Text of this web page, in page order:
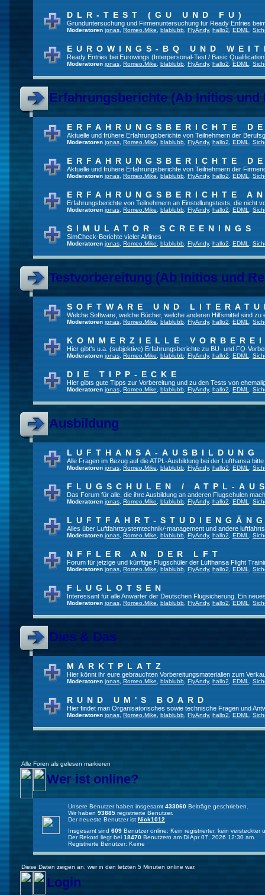
DLR-TEST (GU UND FU)
Grunduntersuchung und Firmenuntersuchung für Ready Entries
Moderatoren jonas Romeo.Mike blablubb FlyAndy, hallo2 EDML
EUROWINGS-BQ UND
Ready Entries bei Eurowings (Interpersonal-Test / Basic
Moderatoren jonas Romeo.Mike blablubb FlyAndy, hallo2 EDML
Erfahrungsberichte (Ab Initios und
ERFAHRUNGSBERICHTE
Aktuelle und frühere Erfahrungsberichte von Teilnehmern der
Moderatoren jonas Romeo.Mike blablubb FlyAndy, hallo2 EDML
ERFAHRUNGSBERICHTE
Aktuelle und frühere Erfahrungsberichte von Teilnehmern der
Moderatoren jonas Romeo.Mike blablubb FlyAndy, hallo2 EDML
ERFAHRUNGSBERICHTE
Erfahrungsberichte von Teilnehmern an Einstellungstests, die nicht
Moderatoren jonas Romeo.Mike blablubb FlyAndy, hallo2 EDML
SIMULATOR SCREENINGS
SimCheck-Berichte vieler Airlines
Moderatoren jonas Romeo.Mike blablubb FlyAndy, hallo2 EDML
Testvorbereitung (Ab Initios und
SOFTWARE UND
Welche Software, welche Bücher, welche anderen Hilfsmittel sind zu
Moderatoren jonas Romeo.Mike blablubb FlyAndy, hallo2 EDML
KOMMERZIELLE
Hier gibt's u.a. (subjektive) Erfahrungsberichte zu BU- und FQ-
Moderatoren jonas Romeo.Mike blablubb FlyAndy, hallo2 EDML
DIE TIPP-ECKE
Hier gibts gute Tipps zur Vorbereitung und zu den Tests von
Moderatoren jonas Romeo.Mike blablubb FlyAndy, hallo2 EDML
Ausbildung
LUFTHANSA-AUSBILDUNG
Alle Fragen im Bezug auf die ATPL-Ausbildung bei der Lufthansa
Moderatoren jonas Romeo.Mike blablubb FlyAndy, hallo2 EDML
FLUGSCHULEN / ATPL-
Das Forum für alle, die ihre Ausbildung an anderen Flugschulen
Moderatoren jonas Romeo.Mike blablubb FlyAndy, hallo2 EDML
LUFTFAHRT-
Alles über Luftfahrtsystemtechnik/-management und andere
Moderatoren jonas Romeo.Mike blablubb FlyAndy, hallo2 EDML
NFFLER AN DER LFT
Forum für jetzige und künftige Flugschüler der Lufthansa Flight
Moderatoren jonas Romeo.Mike blablubb FlyAndy, hallo2 EDML
FLUGLOTSEN
Interessant für alle Anwärter der Deutschen Flugsicherung. Ein
Moderatoren jonas Romeo.Mike blablubb FlyAndy, hallo2 EDML
Dies & Das
MARKTPLATZ
Hier könnt ihr eure gebrauchten Vorbereitungsmaterialien zum
Moderatoren jonas Romeo.Mike blablubb FlyAndy, hallo2 EDML
RUND UM'S BOARD
Hier findet man Organisatorisches sowie technische Fragen und
Moderatoren jonas Romeo.Mike blablubb FlyAndy, hallo2 EDML
Alle Foren als gelesen markieren
Wer ist online?
Unsere Benutzer haben insgesamt 433060 Beiträge geschrieben.
Wir haben 93885 registrierte Benutzer.
Der neueste Benutzer ist Nick1012
Insgesamt sind 609 Benutzer online: Kein registrierter, kein
Der Rekord liegt bei 18470 Benutzern am Di Apr 07, 2026 12:30 am.
Registrierte Benutzer: Keine
Diese Daten zeigen an, wer in den letzten 5 Minuten online war.
Login